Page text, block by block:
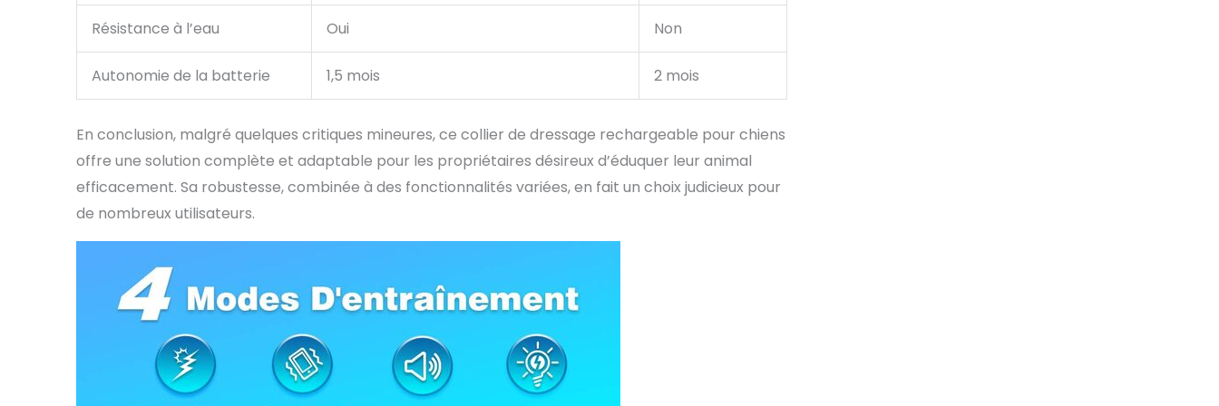
Résistance à l’eau Oui Non
Autonomie de la batterie 1,5 mois 2 mois
En conclusion, malgré quelques critiques mineures, ce collier de dressage rechargeable pour chiens
offre une solution complète et adaptable pour les propriétaires désireux d’éduquer leur animal
efficacement. Sa robustesse, combinée à des fonctionnalités variées, en fait un choix judicieux pour
de nombreux utilisateurs.